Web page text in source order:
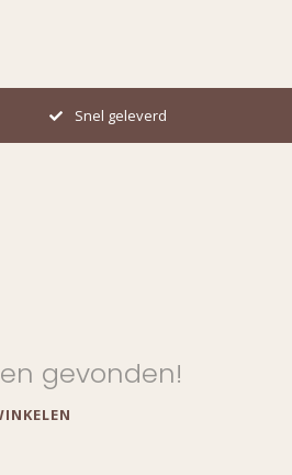
Snel geleverd
gevonden!